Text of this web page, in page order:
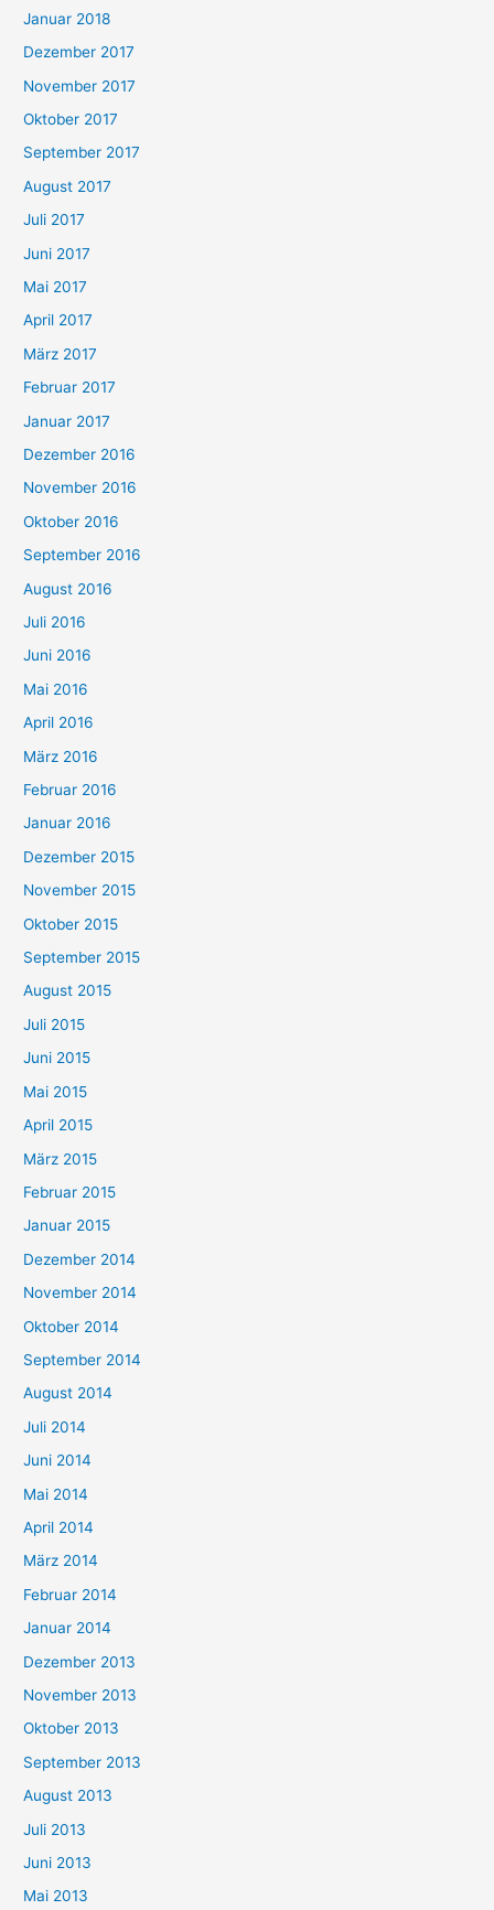
Januar 2018
Dezember 2017
November 2017
Oktober 2017
September 2017
August 2017
Juli 2017
Juni 2017
Mai 2017
April 2017
März 2017
Februar 2017
Januar 2017
Dezember 2016
November 2016
Oktober 2016
September 2016
August 2016
Juli 2016
Juni 2016
Mai 2016
April 2016
März 2016
Februar 2016
Januar 2016
Dezember 2015
November 2015
Oktober 2015
September 2015
August 2015
Juli 2015
Juni 2015
Mai 2015
April 2015
März 2015
Februar 2015
Januar 2015
Dezember 2014
November 2014
Oktober 2014
September 2014
August 2014
Juli 2014
Juni 2014
Mai 2014
April 2014
März 2014
Februar 2014
Januar 2014
Dezember 2013
November 2013
Oktober 2013
September 2013
August 2013
Juli 2013
Juni 2013
Mai 2013